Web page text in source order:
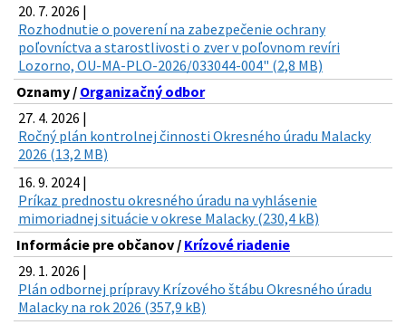
20. 7. 2026 |
Rozhodnutie o poverení na zabezpečenie ochrany
poľovníctva a starostlivosti o zver v poľovnom revíri
Lozorno, OU-MA-PLO-2026/033044-004" (2,8 MB)
Oznamy / Organizačný odbor
27. 4. 2026 |
Ročný plán kontrolnej činnosti Okresného úradu Malacky
2026 (13,2 MB)
16. 9. 2024 |
Príkaz prednostu okresného úradu na vyhlásenie
mimoriadnej situácie v okrese Malacky (230,4 kB)
Informácie pre občanov / Krízové riadenie
29. 1. 2026 |
Plán odbornej prípravy Krízového štábu Okresného úradu
Malacky na rok 2026 (357,9 kB)